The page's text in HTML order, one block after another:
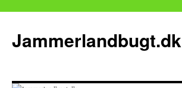
Jammerlandbugt.dk